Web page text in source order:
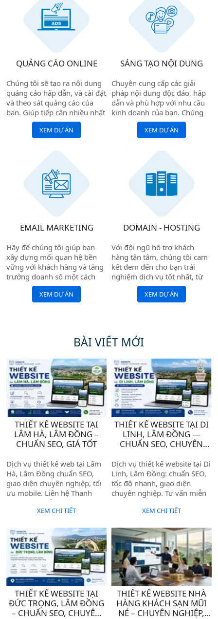
QUẢNG CÁO ONLINE
Chúng tôi sẽ tạo ra nội dung
quảng cáo hấp dẫn, và cài đặt
và theo sát quảng cáo của
bạn. Giúp tiếp cận nhiều nhất
với khách hàng tiềm năng, và
tăng doanh số bán hàng.
XEM DỰ ÁN
SÁNG TẠO NỘI DUNG
Chuyên cung cấp các giải
pháp nội dung độc đáo, hấp
dẫn và phù hợp với nhu cầu
kinh doanh của bạn. Chúng
tôi đảm bảo nội dung của
bạn luôn mới mẻ, sáng tạo và
XEM DỰ ÁN
EMAIL MARKETING
Hãy để chúng tôi giúp bạn
xây dựng mối quan hệ bền
vững với khách hàng và tăng
trưởng doanh số một cách
bền vững.
XEM DỰ ÁN
DOMAIN - HOSTING
Với đội ngũ hỗ trợ khách
hàng tận tâm, chúng tôi cam
kết đem đến cho bạn trải
nghiệm dịch vụ tốt nhất, từ
khâu đăng ký tên miền đến
quản trị hosting.
XEM DỰ ÁN
BÀI VIẾT MỚI
THIẾT KẾ WEBSITE TẠI
LÂM HÀ, LÂM ĐỒNG –
CHUẨN SEO, GIÁ TỐT
Dịch vụ thiết kế web tại Lâm
Hà, Lâm Đồng chuẩn SEO,
giao diện chuyên nghiệp, tối
ưu mobile. Liên hệ Thanh
Sang MOS để được tư vấn
miễn phí ngay hôm nay.
XEM CHI TIẾT
THIẾT KẾ WEBSITE TẠI DI
LINH, LÂM ĐỒNG —
CHUẨN SEO, CHUYÊN
Dịch vụ thiết kế website tại Di
Linh, Lâm Đồng: chuẩn SEO,
tốc độ nhanh, giao diện
chuyên nghiệp. Tư vấn miễn
XEM CHI TIẾT
THIẾT KẾ WEBSITE TẠI
ĐỨC TRỌNG, LÂM ĐỒNG
– CHUẨN SEO, CHUYÊN
THIẾT KẾ WEBSITE NHÀ
HÀNG KHÁCH SẠN MŨI
NÉ – CHUYÊN NGHIỆP,